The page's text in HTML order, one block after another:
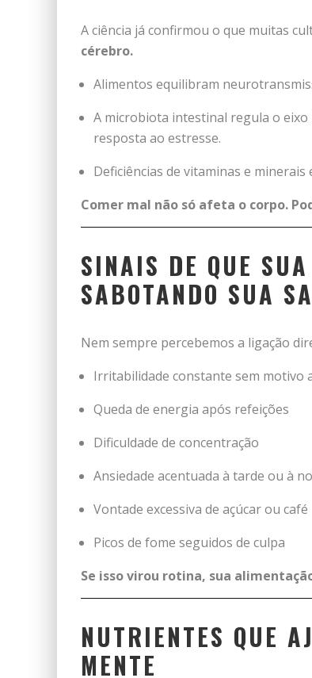
A ciência já confirmou o que muitas
cérebro.
Alimentos equilibram
A microbiota intestinal regula o
resposta ao estresse.
Deficiências de vitaminas e
Comer mal não só afeta o corpo.
SINAIS DE QUE
SABOTANDO SUA
Nem sempre percebemos a ligação
Irritabilidade constante sem motivo
Queda de energia após refeições
Dificuldade de concentração
Ansiedade acentuada à tarde ou à
Vontade excessiva de açúcar ou café
Picos de fome seguidos de culpa
Se isso virou rotina, sua
NUTRIENTES QUE
MENTE